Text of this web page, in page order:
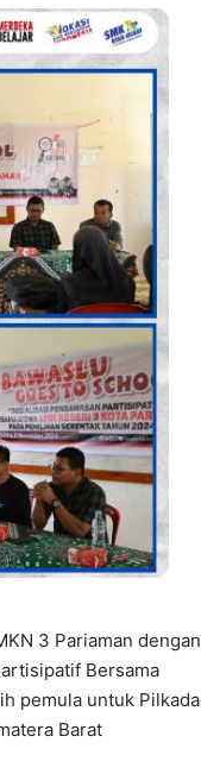
3 Pariaman dengan
Bersama
pemula untuk Pilkada
Barat